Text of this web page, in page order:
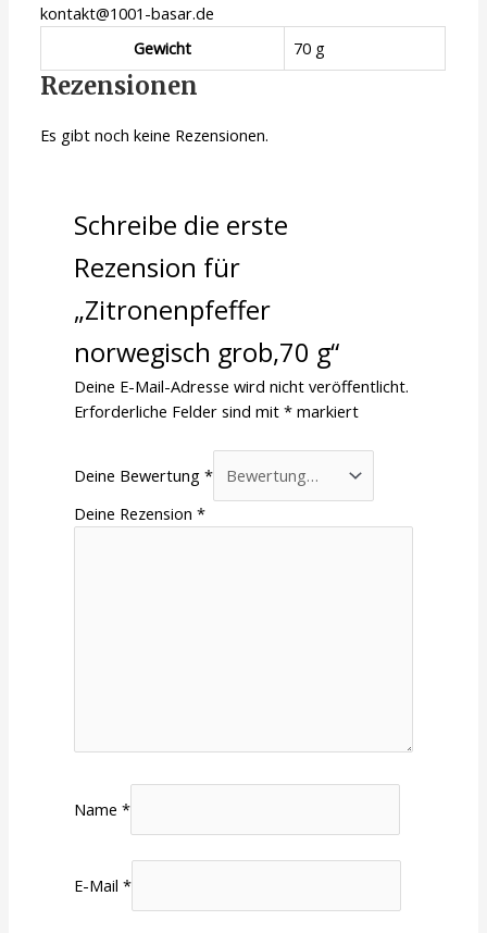
kontakt@1001-basar.de
Gewicht
70 g
Rezensionen
Es gibt noch keine Rezensionen.
Schreibe die erste
Rezension für
„Zitronenpfeffer
norwegisch grob,70 g“
Deine E-Mail-Adresse wird nicht veröffentlicht.
Erforderliche Felder sind mit* markiert
Deine Bewertung*
Deine Rezension*
Name*
E-Mail*